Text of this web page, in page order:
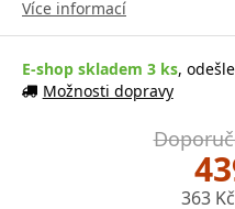
Více informací
E-shop skladem 3 ks,
Možnosti dopravy
363